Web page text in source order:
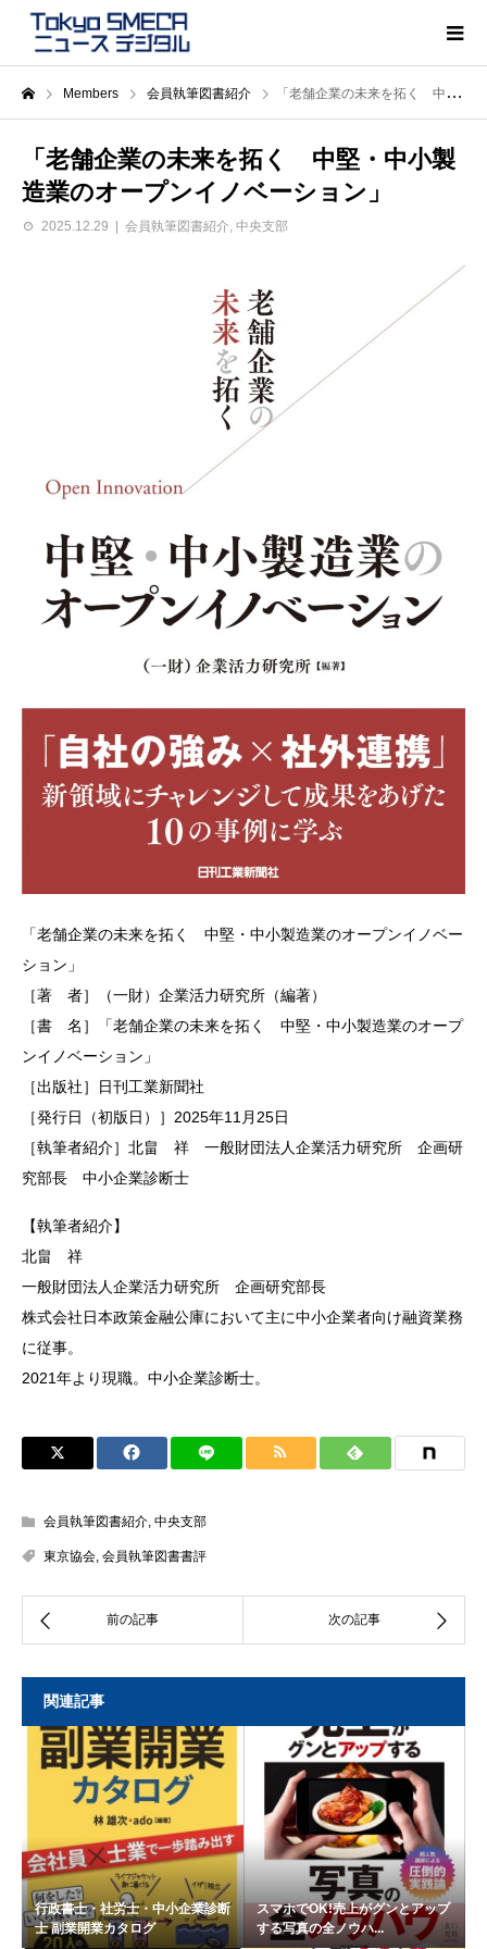
Members 会員執筆図書紹介 「老舗企業の未来を拓く 中堅・中小製造業のオープンイノベーション」
「老舗企業の未来を拓く 中堅・中小製
造業のオープンイノベーション」
2025.12.29 会員執筆図書紹介 中央支部
「老舗企業の未来を拓く 中堅・中小製造業のオープンイノベー
ション」
［著 者］（一財）企業活力研究所（編著）
［書 名］「老舗企業の未来を拓く 中堅・中小製造業のオープ
ンイノベーション」
［出版社］日刊工業新聞社
［発行日（初版日）］2025年11月25日
［執筆者紹介］北畠 祥 ⼀般財団法⼈企業活⼒研究所 企画研
究部⻑ 中⼩企業診断⼠
【執筆者紹介】
北畠 祥
一般財団法人企業活力研究所 企画研究部長
株式会社日本政策金融公庫において主に中小企業者向け融資業務
に従事。
2021年より現職。中小企業診断士。
会員執筆図書紹介, 中央支部
東京協会, 会員執筆図書書評
関連記事
行政書士・社労士・中小企業診断
士 副業開業カタログ
スマホでOK!売上がグンとアップ
する写真の全ノウハ...